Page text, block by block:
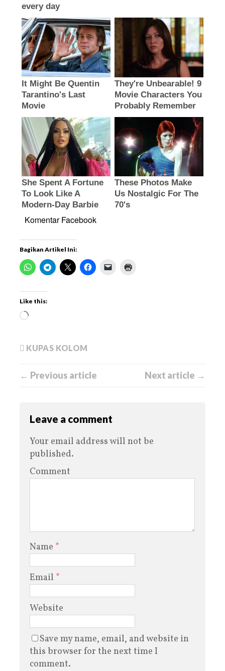
Komentar Facebook
Bagikan Artikel Ini:
Like this:
KUPAS KOLOM
← Previous article Next article →
Leave a comment
Your email address will not be
published.
Comment
Name *
Email *
Website
Save my name, email, and website in
this browser for the next time I
comment.